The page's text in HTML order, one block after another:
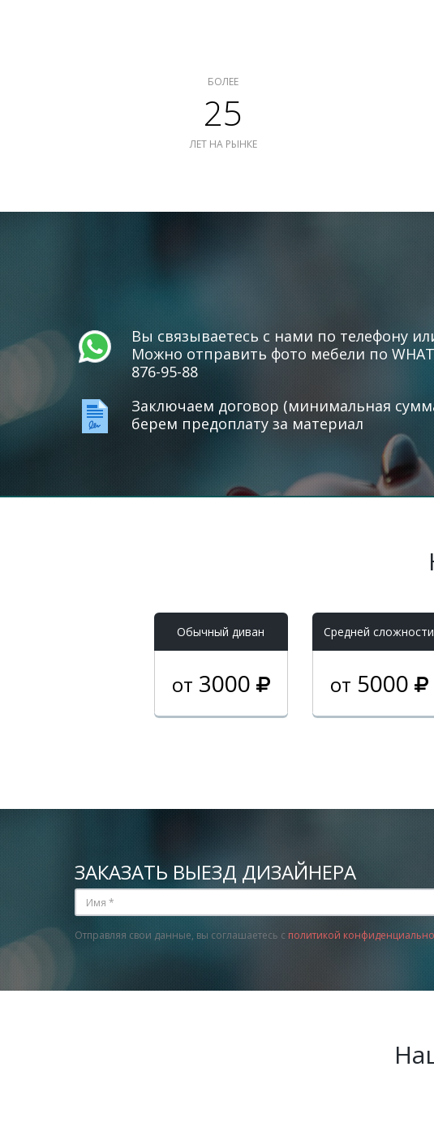
БОЛЕЕ
25
ЛЕТ НА РЫНКЕ
Вы связываетесь с нами по телефону
Можно отправить фото мебели по
876-95-88
Заключаем договор (минимальная
берем предоплату за материал
Обычный диван
от 3000
Средней сложности
от 5000
ЗАКАЗАТЬ ВЫЕЗД ДИЗАЙНЕРА
Отправляя свои данные, вы соглашаетесь с политикой